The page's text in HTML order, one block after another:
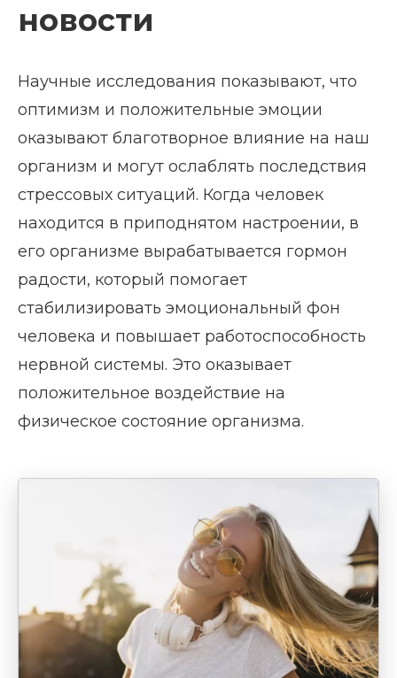
новости
Научные исследования показывают, что
оптимизм и положительные эмоции
оказывают благотворное влияние на наш
организм и могут ослаблять последствия
стрессовых ситуаций. Когда человек
находится в приподнятом настроении, в
его организме вырабатывается гормон
радости, который помогает
стабилизировать эмоциональный фон
человека и повышает работоспособность
нервной системы. Это оказывает
положительное воздействие на
физическое состояние организма.